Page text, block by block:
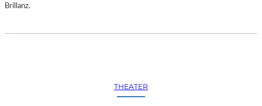
Brillanz.
THEATER